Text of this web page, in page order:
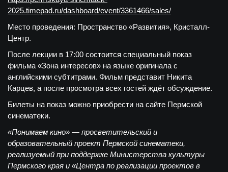
2025.timepad.ru/dashboard/event/3361466/sales/
Место проведения: Пространство «Развития», Кристалл-
Центр.
После лекции в 17:00 состоится специальный показ
фильма «Зона интересов» на языке оригинала с
английскими субтитрами. Фильм представит Никита
Карцев, а после просмотра всех гостей ждёт обсуждение.
Билеты на показ можно приобрести на сайте Пермской
синематеки.
«Понимаем кино» — просветительский и
образовательный проект Пермской синематеки,
реализуемый при поддержке Министерства культуры
Пермского края и «Центра по реализации проектов в